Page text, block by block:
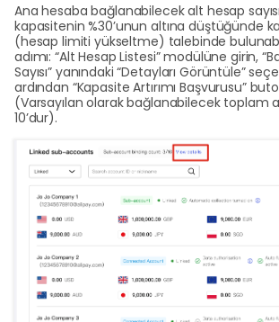
Ana hesaba bağlanabilecek alt hesap
kapasitenin %30’unun altına düştüğünde
(hesap limiti yükseltme) talebinde
adımı: “Alt Hesap Listesi” modülüne girin,
Sayısı” yanındaki “Detayları Görüntüle”
ardından “Kapasite Artırımı Başvurusu”
(Varsayılan olarak bağlanabilecek toplam
10’dur).